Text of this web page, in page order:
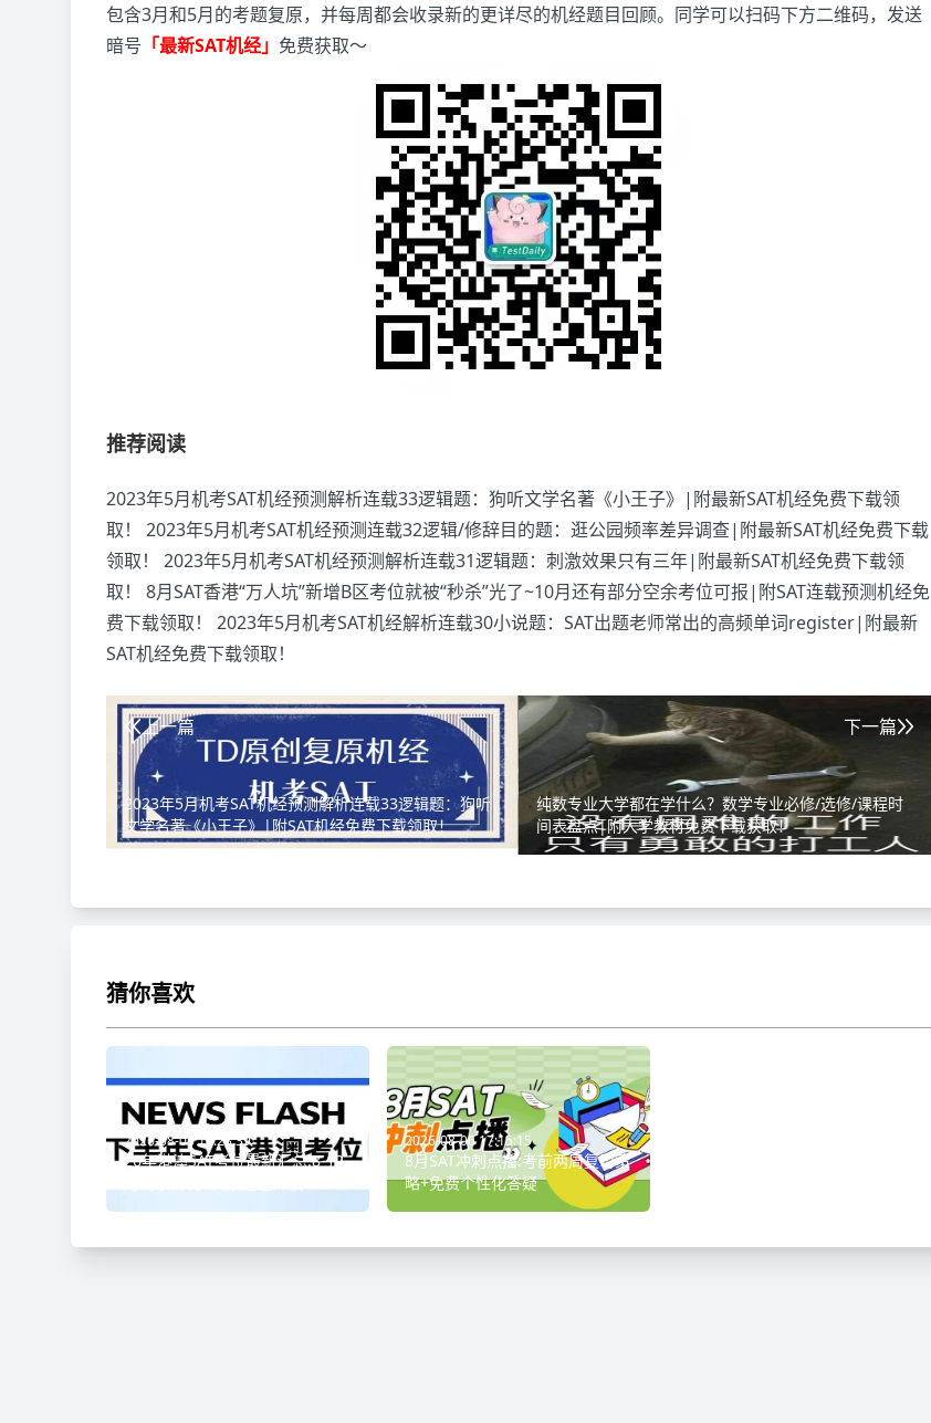
包含3月和5月的考题复原，并每周都会收录新的更详尽的机经题目回顾。同学可以扫码下方二维码，发送
暗号 「最新SAT机经」 免费获取～
推荐阅读
2023年5月机考SAT机经预测解析连载33逻辑题：狗听文学名著《小王子》|附最新SAT机经免费下载领
取！
2023年5月机考SAT机经预测连载32逻辑/修辞目的题：逛公园频率差异调查|附最新SAT机经免费下载
领取！
2023年5月机考SAT机经预测解析连载31逻辑题：刺激效果只有三年|附最新SAT机经免费下载领
取！
8月SAT香港“万人坑”新增B区考位就被“秒杀”光了~10月还有部分空余考位可报|附SAT连载预测机经免
费下载领取！
2023年5月机考SAT机经解析连载30小说题：SAT出题老师常出的高频单词register|附最新
SAT机经免费下载领取！
上一篇
2023年5月机考SAT机经预测解析连载33逻辑题：狗听
文学名著《小王子》|附SAT机经免费下载领取！
下一篇
纯数专业大学都在学什么？数学专业必修/选修/课程时
间表盘点|附大学教材免费下载获取！
猜你喜欢
2026-08-06 17:23:39
26年港澳SAT考位最新汇总:8-12
2026-08-06 17:15:15
8月SAT冲刺点播:考前两周复习策
略+免费个性化答疑